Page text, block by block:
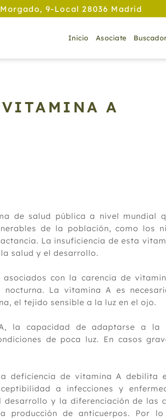
9-Local 28036 Madrid
Inicio Asociate
A
de salud pública a nivel mundial
de la población, como los
La insuficiencia de esta
salud y el desarrollo.
con la carencia de
La vitamina A es
el tejido sensible a la luz en el ojo.
la capacidad de adaptarse a la
de poca luz. En casos
deficiencia de vitamina A debilita
a infecciones y
y la diferenciación de las
producción de anticuerpos. Por